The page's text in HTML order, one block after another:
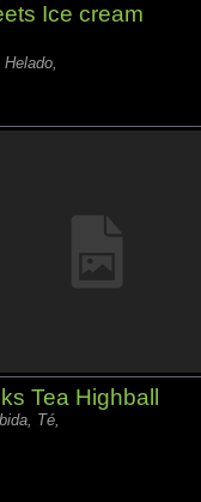
Ice cream
Tea Highball
Té,